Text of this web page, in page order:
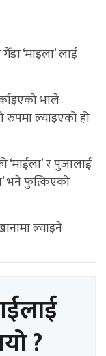
‘माइला’ लाई
भाले
रुपमा ल्याइएको हो
‘माईला’ र पुजालाई
भने फुत्किएको
ल्याइने
?